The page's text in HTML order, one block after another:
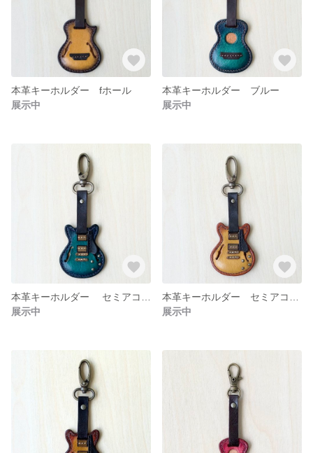
本革キーホルダー fホール
展示中
本革キーホルダー ブルー
展示中
展示中
展示中